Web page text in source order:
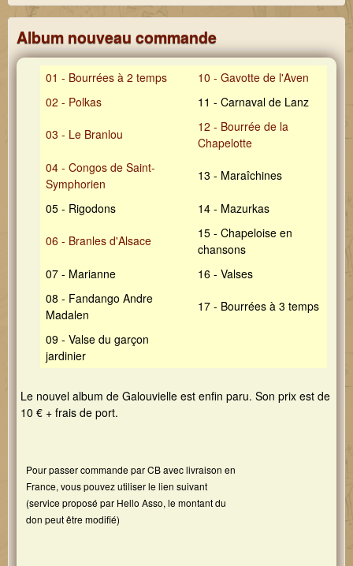
de la
Album nouveau commande
01 - Bourrées à 2 temps
10 - Gavotte de l'Aven
02 - Polkas
11 - Carnaval de Lanz
03 - Le Branlou
12 - Bourrée de la
Chapelotte
04 - Congos de Saint-
Symphorien
13 - Maraîchines
05 - Rigodons 14 - Mazurkas
06 - Branles d'Alsace
15 - Chapeloise en
chansons
07 - Marianne
16 - Valses
08 - Fandango Andre
Madalen
17 - Bourrées à 3 temps
09 - Valse du garçon
jardinier
Le nouvel album de Galouvielle est enfin paru. Son prix est de
10 € + frais de port.
Pour passer commande par CB avec livraison en
France, vous pouvez utiliser le lien suivant
(service proposé par Hello Asso, le montant du
don peut être modifié)